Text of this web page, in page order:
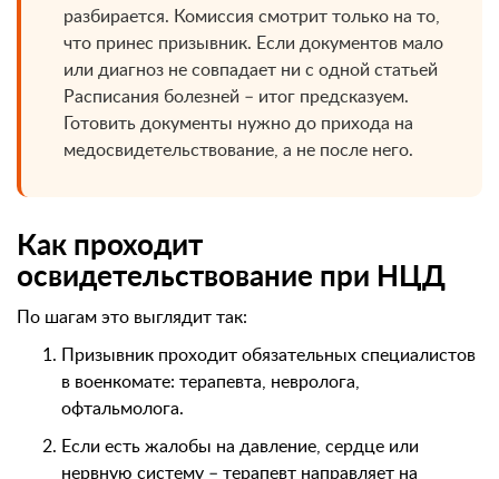
разбирается. Комиссия смотрит только на то,
что принес призывник. Если документов мало
или диагноз не совпадает ни с одной статьей
Расписания болезней – итог предсказуем.
Готовить документы нужно до прихода на
медосвидетельствование, а не после него.
Как проходит
освидетельствование при НЦД
По шагам это выглядит так:
Призывник проходит обязательных специалистов
в военкомате: терапевта, невролога,
офтальмолога.
Если есть жалобы на давление, сердце или
нервную систему – терапевт направляет на